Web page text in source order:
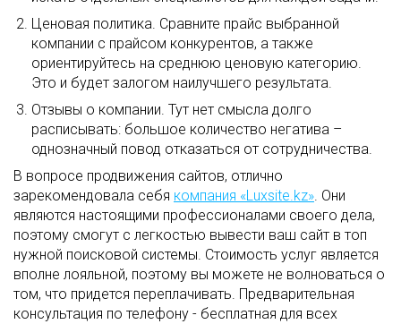
Ценовая политика. Сравните прайс выбранной
компании с прайсом конкурентов, а также
ориентируйтесь на среднюю ценовую категорию.
Это и будет залогом наилучшего результата.
Отзывы о компании. Тут нет смысла долго
расписывать: большое количество негатива –
однозначный повод отказаться от сотрудничества.
В вопросе продвижения сайтов, отлично
зарекомендовала себя компания «Luxsite.kz». Они
являются настоящими профессионалами своего дела,
поэтому смогут с легкостью вывести ваш сайт в топ
нужной поисковой системы. Стоимость услуг является
вполне лояльной, поэтому вы можете не волноваться о
том, что придется переплачивать. Предварительная
консультация по телефону - бесплатная для всех